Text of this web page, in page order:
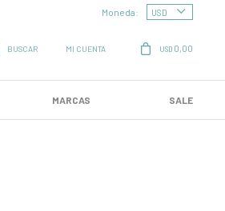
MARCAS SALE
USD 0,00
Moneda: